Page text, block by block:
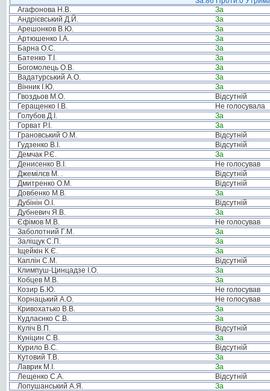
Агафонова Н.В.
За
Андрієвський Д.Й.
За
Арешонков В.Ю.
За
Артюшенко І.А.
За
Барна О.С.
За
Батенко Т.І.
За
Богомолець О.В.
За
Вадатурський А.О.
За
Вінник І.Ю.
За
Гвоздьов М.О.
Відсутній
Геращенко І.В.
Не голосувала
Голубов Д.І.
За
Горват Р.І.
За
Грановський О.М.
Відсутній
Гудзенко В.І.
Відсутній
Демчак Р.Є.
За
Денисенко В.І.
Не голосував
Джемілєв М. .
Відсутній
Дмитренко О.М.
Відсутній
Довбенко М.В.
За
Дубінін О.І.
Відсутній
Дубневич Я.В.
За
Єфімов М.В.
Не голосував
Заболотний Г.М.
За
Заліщук С.П.
За
Іщейкін К.Є.
За
Каплін С.М.
Відсутній
Климпуш-Цинцадзе І.О.
За
Кобцев М.В.
За
Козир Б.Ю.
Не голосував
Корнацький А.О.
Не голосував
Кривохатько В.В.
За
Кудлаєнко С.В.
За
Куліч В.П.
Відсутній
Куніцин С.В.
За
Курило В.С.
Відсутній
Кутовий Т.В.
За
Лаврик М.І.
За
Лещенко С.А.
Відсутній
Лопушанський А.Я.
За